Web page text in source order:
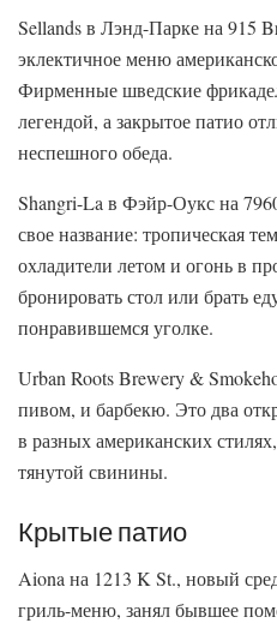
Sellands в Лэнд-Парке на 915
эклектичное меню
Фирменные шведские
легендой, а закрытое патио
неспешного обеда.
Shangri-La в Фэйр-Оукс на
свое название: тропическая
охладители летом и огонь в
бронировать стол или брать
понравившемся уголке.
Urban Roots Brewery &
пивом, и барбекю. Это два
в разных американских
тянутой свинины.
Крытые патио
Aiona на 1213 K St., новый
гриль-меню, занял бывшее